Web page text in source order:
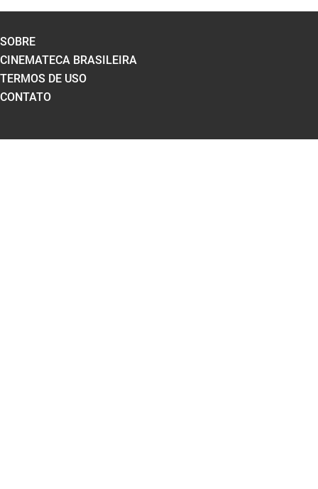
SOBRE
CINEMATECA BRASILEIRA
TERMOS DE USO
CONTATO